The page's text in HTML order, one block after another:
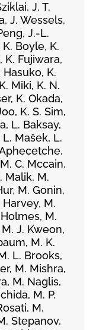
J. T.
J. Wessels,
J.-L.
Boyle, K.
K. Fujiwara,
Hasuko, K.
Miki, K. N.
K. Okada,
K. S. Sim,
L. Baksay,
Mašek, L.
C. Mccain,
Malik, M.
M. Gonin,
M.
M.
J. Kweon,
M. K.
L. Brooks,
M. Mishra,
M. Naglis,
M. P.
M.
Stepanov,